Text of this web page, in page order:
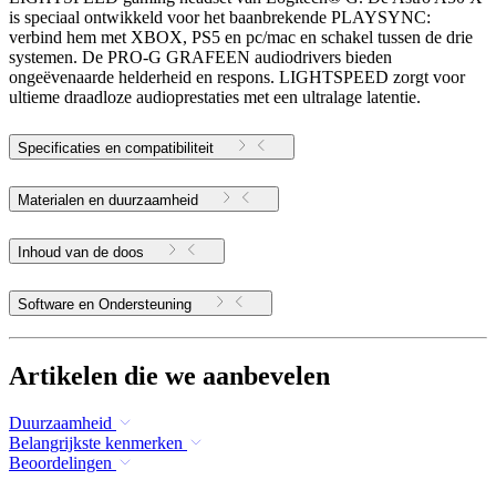
is speciaal ontwikkeld voor het baanbrekende PLAYSYNC:
verbind hem met XBOX, PS5 en pc/mac en schakel tussen de drie
systemen. De PRO-G GRAFEEN audiodrivers bieden
ongeëvenaarde helderheid en respons. LIGHTSPEED zorgt voor
ultieme draadloze audioprestaties met een ultralage latentie.
Specificaties en compatibiliteit
Materialen en duurzaamheid
Inhoud van de doos
Software en Ondersteuning
Artikelen die we aanbevelen
Duurzaamheid
Belangrijkste kenmerken
Beoordelingen